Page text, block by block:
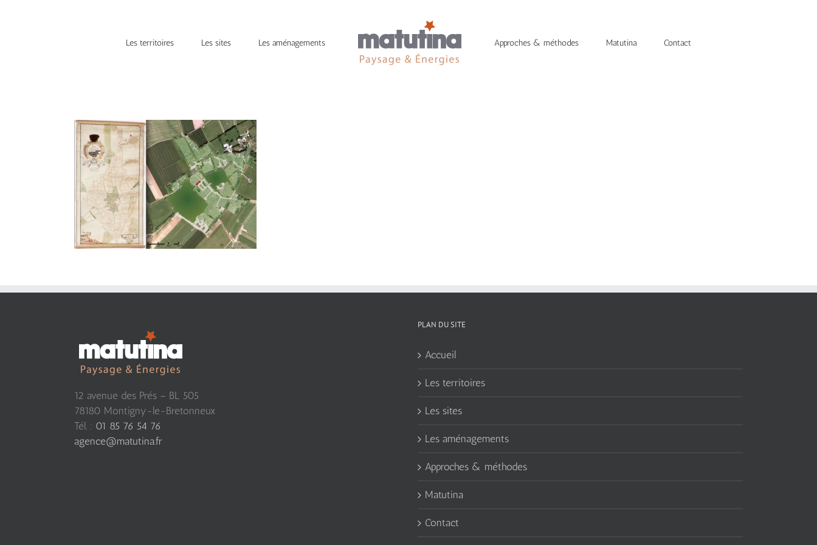
Les territoires Les sites Les aménagements Approches & méthodes Matutina Contact
12 avenue des Prés – BL 505
78180 Montigny-le-Bretonneux
Tél. : 01 85 76 54 76
agence@matutina.fr
PLAN DU SITE
Accueil
Les territoires
Les sites
Les aménagements
Approches & méthodes
Matutina
Contact